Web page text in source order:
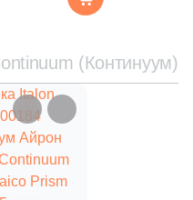
(Континуум)